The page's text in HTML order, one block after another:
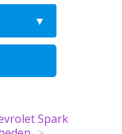
Spark